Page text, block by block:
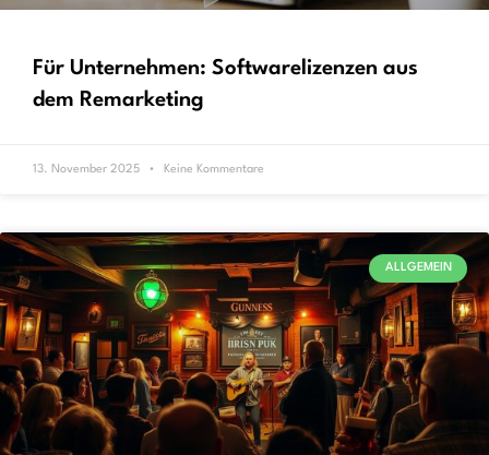
Für Unternehmen: Softwarelizenzen aus
dem Remarketing
13. November 2025 Keine Kommentare
ALLGEMEIN